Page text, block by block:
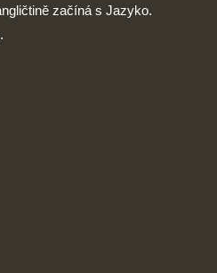
začíná s Jazyko.